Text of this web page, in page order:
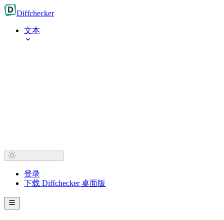
Diffchecker
文本
登录
下载 Diffchecker 桌面版